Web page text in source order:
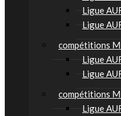
Ligue
Ligue
compétitions
Ligue
Ligue
compétitions
Ligue